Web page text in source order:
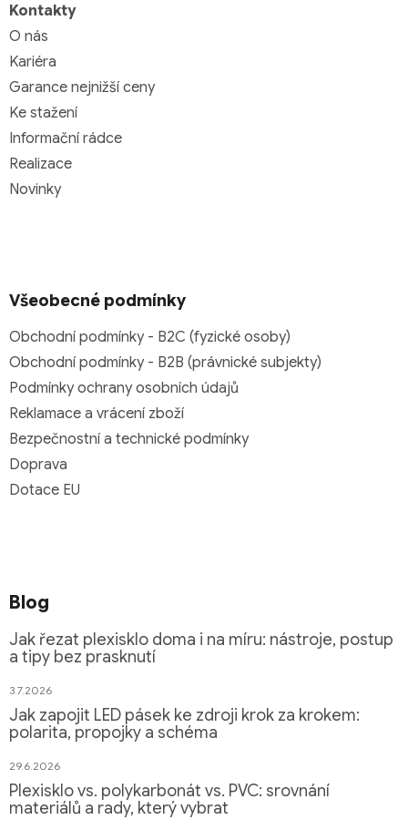
Kontakty
O nás
Kariéra
Garance nejnižší ceny
Ke stažení
Informační rádce
Realizace
Novinky
Všeobecné podmínky
Obchodní podmínky - B2C (fyzické osoby)
Obchodní podmínky - B2B (právnické subjekty)
Podmínky ochrany osobních údajů
Reklamace a vrácení zboží
Bezpečnostní a technické podmínky
Doprava
Dotace EU
Blog
Jak řezat plexisklo doma i na míru: nástroje, postup
a tipy bez prasknutí
3.7.2026
Jak zapojit LED pásek ke zdroji krok za krokem:
polarita, propojky a schéma
29.6.2026
Plexisklo vs. polykarbonát vs. PVC: srovnání
materiálů a rady, který vybrat